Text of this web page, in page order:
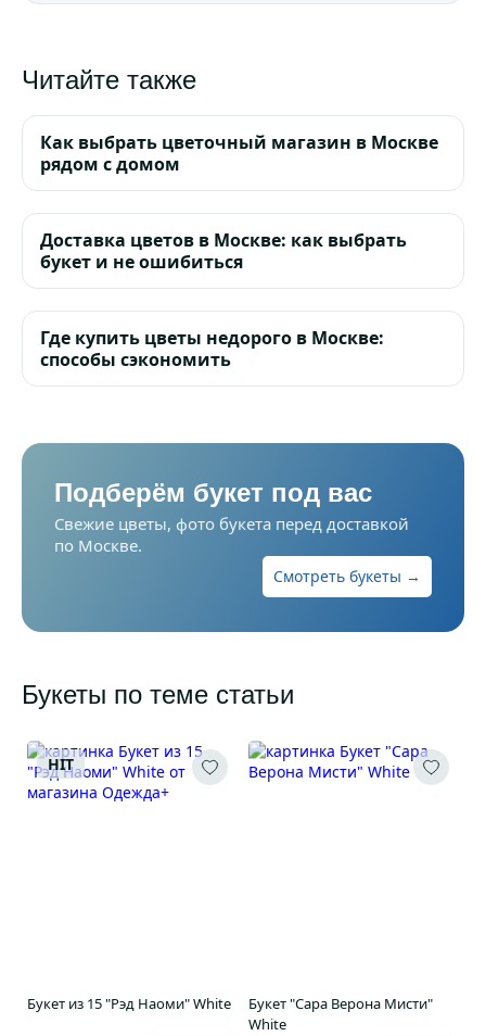
Читайте также
Как выбрать цветочный магазин в Москве
рядом с домом
Доставка цветов в Москве: как выбрать
букет и не ошибиться
Где купить цветы недорого в Москве:
способы сэкономить
Подберём букет под вас
Свежие цветы, фото букета перед доставкой
по Москве.
Смотреть букеты →
Букеты по теме статьи
HIT
Букет из 15 "Рэд Наоми" White
Букет "Сара Верона Мисти"
White